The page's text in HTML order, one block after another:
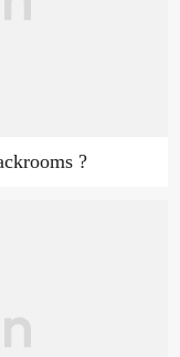
?